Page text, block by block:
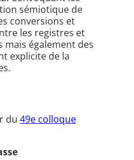
sémiotique de
conversions et
les registres et
mais également des
explicite de la
du 49e colloque